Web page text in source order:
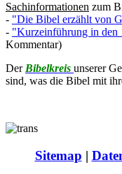
Sachinformationen zum
- "Die Bibel erzählt von
- "Kurzeinführung in den
Kommentar)
Der Bibelkreis unserer
sind, was die Bibel mit
Sitemap |